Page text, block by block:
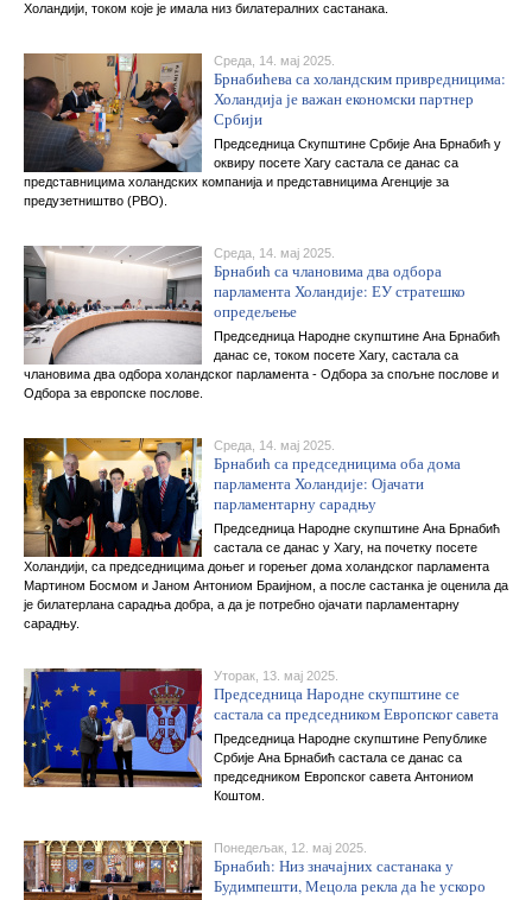
Холандији, током које је имала низ билатералних састанака.
Среда, 14. мај 2025.
Брнабићева са холандским привредницима:
Холандија је важан економски партнер
Србији
Председница Скупштине Србије Ана Брнабић у
оквиру посете Хагу састала се данас са
представницима холандских компанија и представницима Агенције за
предузетништво (РВО).
Среда, 14. мај 2025.
Брнабић са члановима два одбора
парламента Холандије: ЕУ стратешко
опредељење
Председница Народне скупштине Ана Брнабић
данас се, током посете Хагу, састала са
члановима два одбора холандског парламента - Одбора за спољне послове и
Одбора за европске послове.
Среда, 14. мај 2025.
Брнабић са председницима оба дома
парламента Холандије: Ојачати
парламентарну сарадњу
Председница Народне скупштине Ана Брнабић
састала се данас у Хагу, на почетку посете
Холандији, са председницима доњег и горењег дома холандског парламента
Мартином Босмом и Јаном Антониом Браијном, а после састанка је оценила да
је билатерлана сарадња добра, а да је потребно ојачати парламентарну
сарадњу.
Уторак, 13. мај 2025.
Председница Народне скупштине се
састала са председником Европског савета
Председница Народне скупштине Републике
Србије Ана Брнабић састала се данас са
председником Европског савета Антониом
Коштом.
Понедељак, 12. мај 2025.
Брнабић: Низ значајних састанака у
Будимпешти, Мецола рекла да ће ускоро